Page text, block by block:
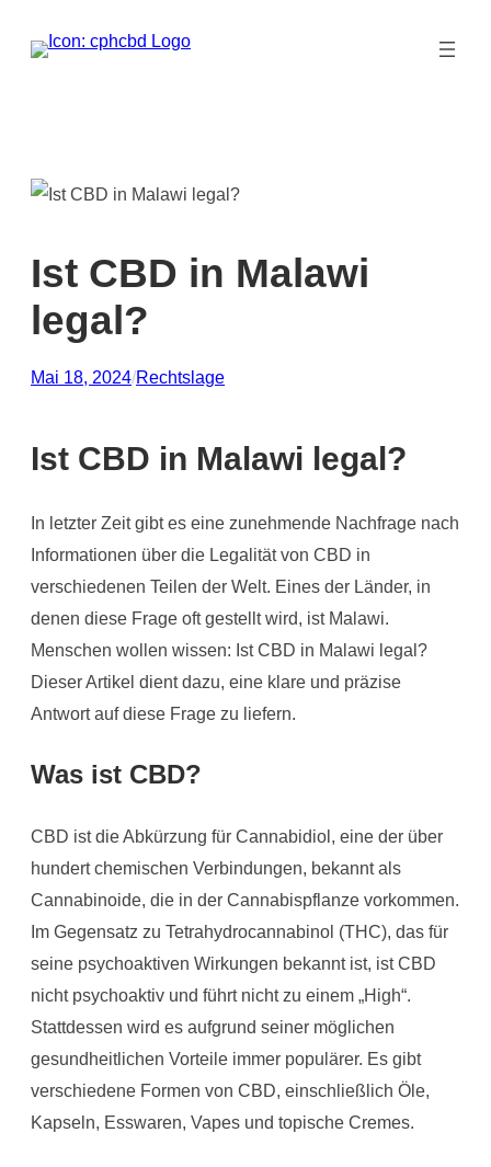
Inhalt
Ist CBD in Malawi
legal?
Mai 18, 2024/Rechtslage
Ist CBD in Malawi legal?
In letzter Zeit gibt es eine zunehmende Nachfrage nach
Informationen über die Legalität von CBD in
verschiedenen Teilen der Welt. Eines der Länder, in
denen diese Frage oft gestellt wird, ist Malawi.
Menschen wollen wissen: Ist CBD in Malawi legal?
Dieser Artikel dient dazu, eine klare und präzise
Antwort auf diese Frage zu liefern.
Was ist CBD?
CBD ist die Abkürzung für Cannabidiol, eine der über
hundert chemischen Verbindungen, bekannt als
Cannabinoide, die in der Cannabispflanze vorkommen.
Im Gegensatz zu Tetrahydrocannabinol (THC), das für
seine psychoaktiven Wirkungen bekannt ist, ist CBD
nicht psychoaktiv und führt nicht zu einem „High“.
Stattdessen wird es aufgrund seiner möglichen
gesundheitlichen Vorteile immer populärer. Es gibt
verschiedene Formen von CBD, einschließlich Öle,
Kapseln, Esswaren, Vapes und topische Cremes.